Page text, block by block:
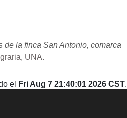
la finca San Antonio, comarca
UNA.
el Fri Aug 7 21:40:01 2026 CST.